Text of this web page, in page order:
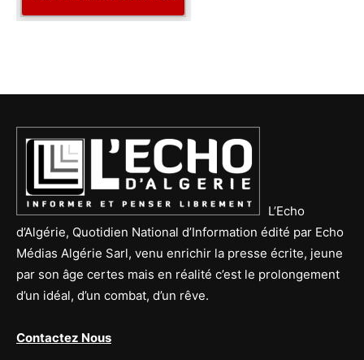
L’Echo
d’Algérie, Quotidien National d’Information édité par Echo
Médias Algérie Sarl, venu enrichir la presse écrite, jeune
par son âge certes mais en réalité c’est le prolongement
d’un idéal, d’un combat, d’un rêve.
Contactez Nous